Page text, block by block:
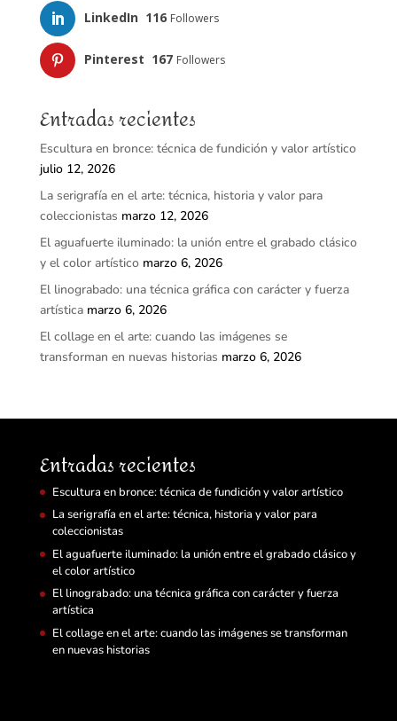
LinkedIn 116 Followers
Pinterest 167 Followers
Entradas recientes
Escultura en bronce: técnica de fundición y valor artístico
julio 12, 2026
La serigrafía en el arte: técnica, historia y valor para
coleccionistas marzo 12, 2026
El aguafuerte iluminado: la unión entre el grabado clásico
y el color artístico marzo 6, 2026
El linograbado: una técnica gráfica con carácter y fuerza
artística marzo 6, 2026
El collage en el arte: cuando las imágenes se
transforman en nuevas historias marzo 6, 2026
Entradas recientes
Escultura en bronce: técnica de fundición y valor artístico
La serigrafía en el arte: técnica, historia y valor para
coleccionistas
El aguafuerte iluminado: la unión entre el grabado clásico y
el color artístico
El linograbado: una técnica gráfica con carácter y fuerza
artística
El collage en el arte: cuando las imágenes se transforman
en nuevas historias